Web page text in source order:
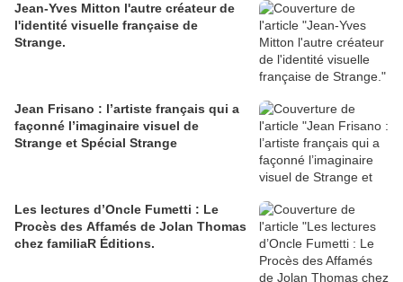
Jean-Yves Mitton l'autre créateur de
l'identité visuelle française de
Strange.
Jean Frisano : l’artiste français qui a
façonné l’imaginaire visuel de
Strange et Spécial Strange
Les lectures d’Oncle Fumetti : Le
Procès des Affamés de Jolan Thomas
chez familiaR Éditions.